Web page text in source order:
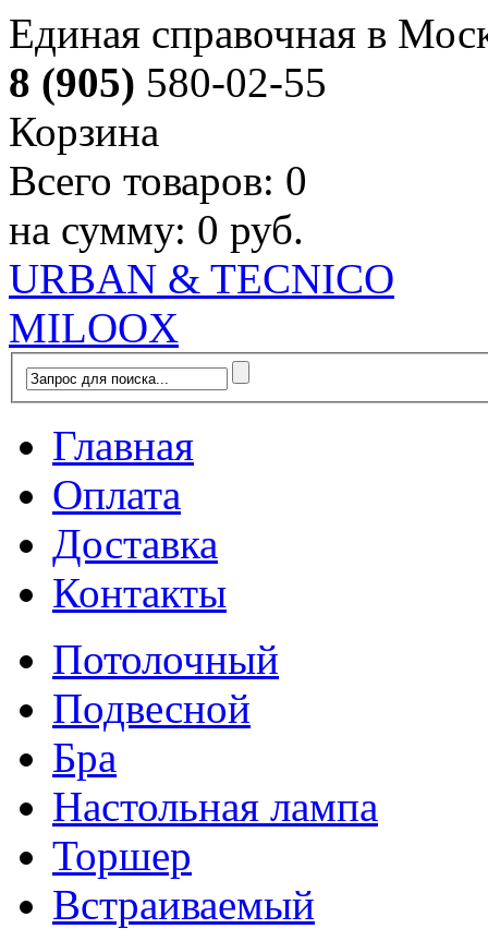
Единая справочная в
8 (905) 580-02-55
Корзина
Всего товаров: 0
на сумму: 0 руб.
URBAN & TECNICO
MILOOX
Главная
Оплата
Доставка
Контакты
Потолочный
Подвесной
Бра
Настольная лампа
Торшер
Встраиваемый